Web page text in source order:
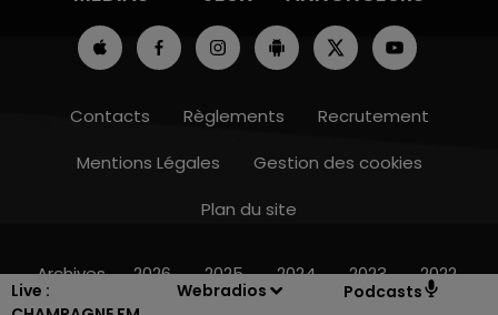
Live :
Webradios Podcasts
10h00 - 14h00
Contacts Règlements
Recrutement
Mentions Légales
Gestion des cookies
Plan du site
Archives 2026 2025 2024 2023 2022